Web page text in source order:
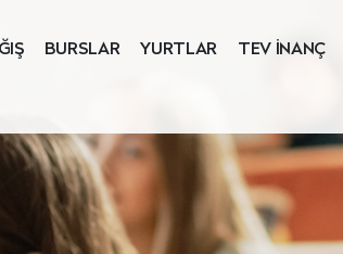
BURSLAR YURTLAR TEV İNANÇ